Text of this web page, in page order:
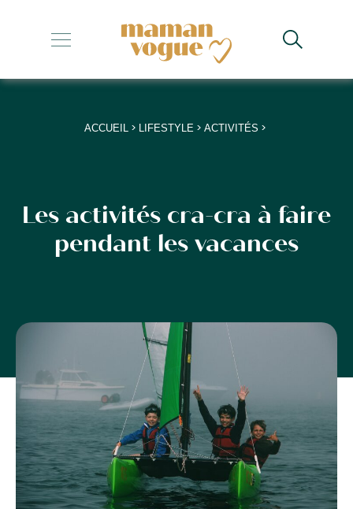
+
+
+
+
ACCUEIL > LIFESTYLE > ACTIVITÉS >
Les activités cra-cra à faire
pendant les vacances